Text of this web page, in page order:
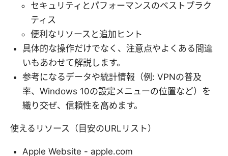
セキュリティとパフォーマンスのベストプラク
ティス
便利なリソースと追加ヒント
具体的な操作だけでなく、注意点やよくある間違
いもあわせて解説します。
参考になるデータや統計情報（例: VPNの普及
率、Windows 10の設定メニューの位置など）を
織り交ぜ、信頼性を高めます。
使えるリソース（目安のURLリスト）
Apple Website - apple.com